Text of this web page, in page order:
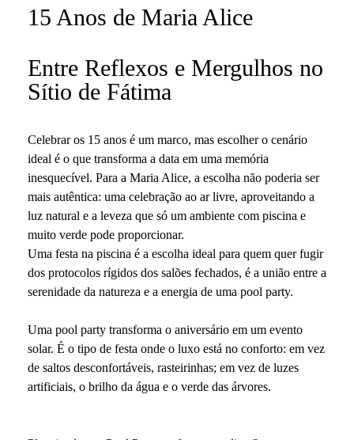
15 Anos de Maria Alice
Entre Reflexos e Mergulhos no
Sítio de Fátima
Celebrar os 15 anos é um marco, mas escolher o cenário
ideal é o que transforma a data em uma memória
inesquecível. Para a Maria Alice, a escolha não poderia ser
mais autêntica: uma celebração ao ar livre, aproveitando a
luz natural e a leveza que só um ambiente com piscina e
muito verde pode proporcionar.
Uma festa na piscina é a escolha ideal para quem quer fugir
dos protocolos rígidos dos salões fechados, é a união entre a
serenidade da natureza e a energia de uma pool party.
Uma pool party transforma o aniversário em um evento
solar. É o tipo de festa onde o luxo está no conforto: em vez
de saltos desconfortáveis, rasteirinhas; em vez de luzes
artificiais, o brilho da água e o verde das árvores.